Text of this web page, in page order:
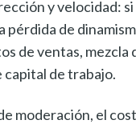
y velocidad:
pérdida de
de ventas, mezcla
capital de trabajo.
moderación, el